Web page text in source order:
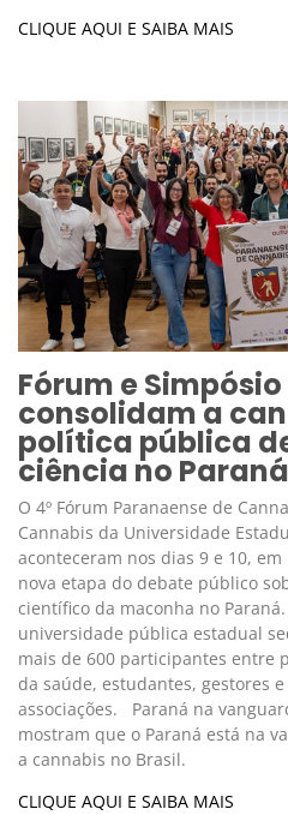
CLIQUE AQUI E SAIBA MAIS
Fórum e Simpósio
consolidam a
política pública
ciência no Paraná
O 4º Fórum Paranaense de
Cannabis da Universidade
aconteceram nos dias 9 e 10,
nova etapa do debate público
científico da maconha no
universidade pública estadual
mais de 600 participantes entre
da saúde, estudantes, gestores
associações. Paraná na
mostram que o Paraná está na
a cannabis no Brasil.
CLIQUE AQUI E SAIBA MAIS